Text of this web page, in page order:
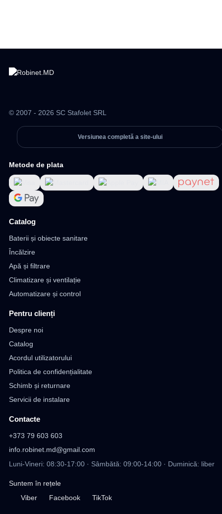
© 2007 - 2026 SC Stafolet SRL
Versiunea completă a site-ului
Metode de plata
Catalog
Baterii și obiecte sanitare
Încălzire
Apă și filtrare
Climatizare și ventilație
Automatizare și control
Pentru clienți
Despre noi
Catalog
Acordul utilizatorului
Politica de confidențialitate
Schimb și returnare
Servicii de instalare
Contacte
+373 79 603 603
info.robinet.md@gmail.com
Luni-Vineri: 08:30-17:00 · Sâmbătă: 09:00-14:00 · Duminică: liber
Suntem în rețele
Viber
Facebook TikTok